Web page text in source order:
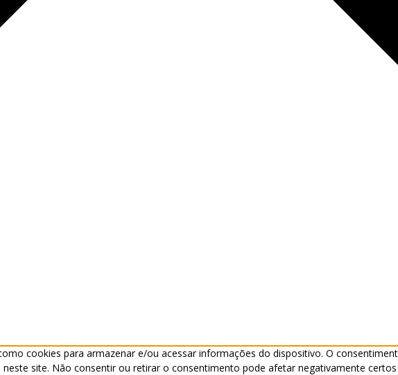
cookies para armazenar e/ou acessar informações do dispositivo. O
site. Não consentir ou retirar o consentimento pode afetar negativamente